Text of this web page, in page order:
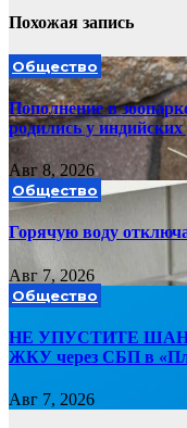
Похожая запись
Общество
Пополнение в
родились у индийских
Авг 8, 2026
Общество
Горячую воду
Авг 7, 2026
Общество
НЕ УПУСТИТЕ ШАНС
ЖКУ через СБП в
Авг 7, 2026